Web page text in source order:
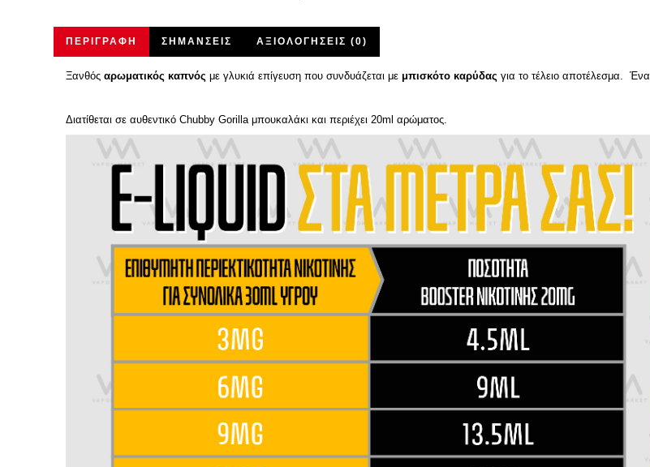
ΠΕΡΙΓΡΑΦΉ ΣΗΜΆΝΣΕΙΣ ΑΞΙΟΛΟΓΉΣΕΙΣ (0)
Ξανθός αρωματικός καπνός με γλυκιά επίγευση που συνδυάζεται με μπισκότο καρύδας για το τέλειο αποτέλεσμα. Ένα
Διατίθεται σε αυθεντικό Chubby Gorilla μπουκαλάκι και περιέχει 20ml αρώματος.